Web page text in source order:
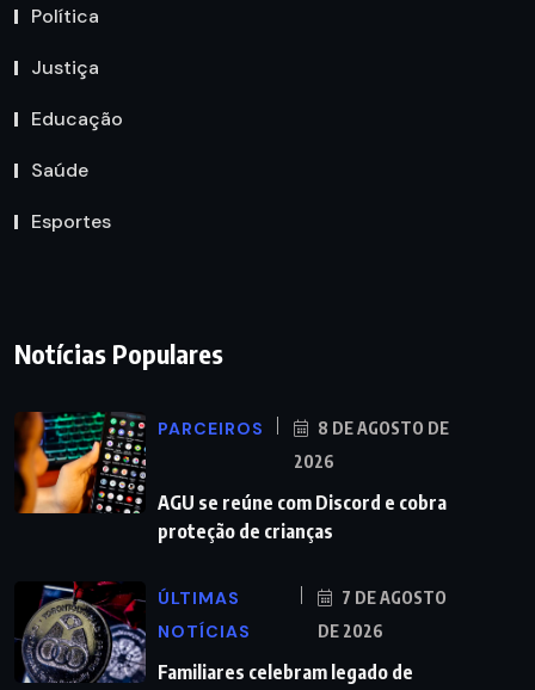
Política
Justiça
Educação
Saúde
Esportes
Notícias Populares
PARCEIROS
8 DE AGOSTO DE
2026
AGU se reúne com Discord e cobra
proteção de crianças
ÚLTIMAS
NOTÍCIAS
7 DE AGOSTO
DE 2026
Familiares celebram legado de